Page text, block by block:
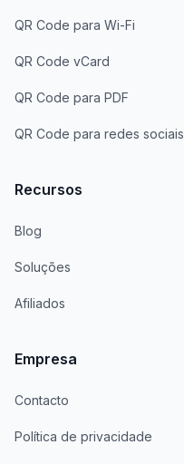
QR Code para Wi-Fi
QR Code vCard
QR Code para PDF
QR Code para redes sociais
Recursos
Blog
Soluções
Afiliados
Empresa
Contacto
Política de privacidade